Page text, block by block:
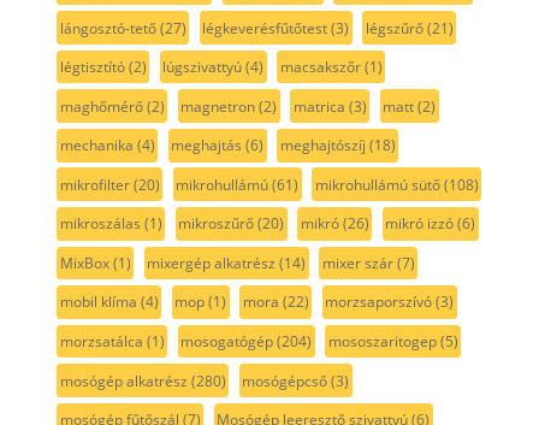
lángosztó-tető(27) légkeverésfűtőtest(3) légszűrő(21)
légtisztító(2) lúgszivattyú(4) macsakszőr(1)
maghőmérő(2) magnetron(2) matrica (3) matt(2)
mechanika (4) meghajtás (6) meghajtószíj (18)
mikrofilter(20) mikrohullámú(61) mikrohullámú sütő(108)
mikroszálas (1) mikroszűrő(20) mikró(26) mikró izzó(6)
MixBox(1) mixergép alkatrész (14) mixer szár(7)
mobil klíma (4) mop(1) mora (22) morzsaporszívó(3)
morzsatálca (1) mosogatógép(204) mososzaritogep(5)
mosógép alkatrész (280) mosógépcső(3)
mosógép fűtőszál (7) Mosógép leeresztő szivattyú(6)